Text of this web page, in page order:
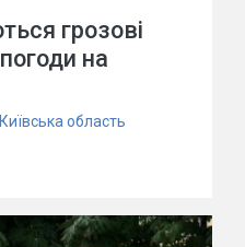
грозові
на
Київська область